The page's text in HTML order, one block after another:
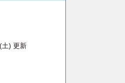
土) 更新